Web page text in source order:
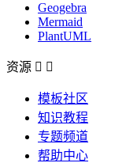
Geogebra
Mermaid
PlantUML
资源  
模板社区
知识教程
专题频道
帮助中心